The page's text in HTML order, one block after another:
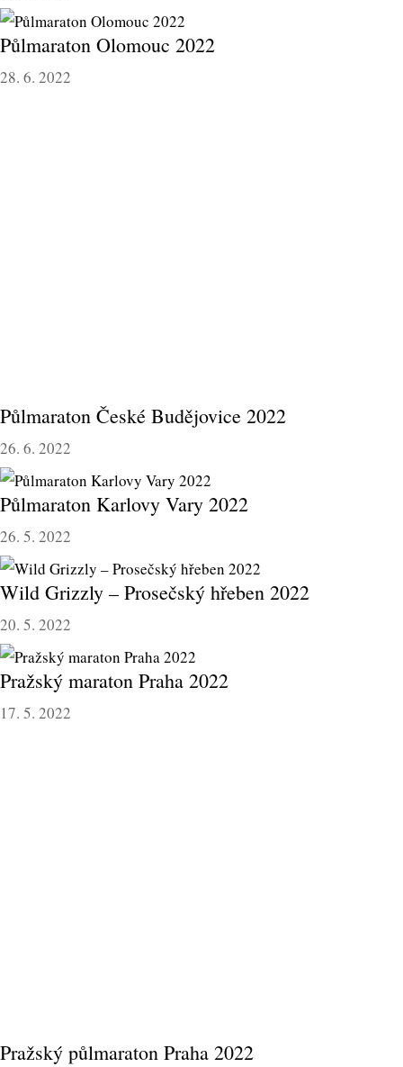
Půlmaraton Olomouc 2022
28. 6. 2022
Půlmaraton České Budějovice 2022
26. 6. 2022
Půlmaraton Karlovy Vary 2022
26. 5. 2022
Wild Grizzly – Prosečský hřeben 2022
20. 5. 2022
Pražský maraton Praha 2022
17. 5. 2022
Pražský půlmaraton Praha 2022